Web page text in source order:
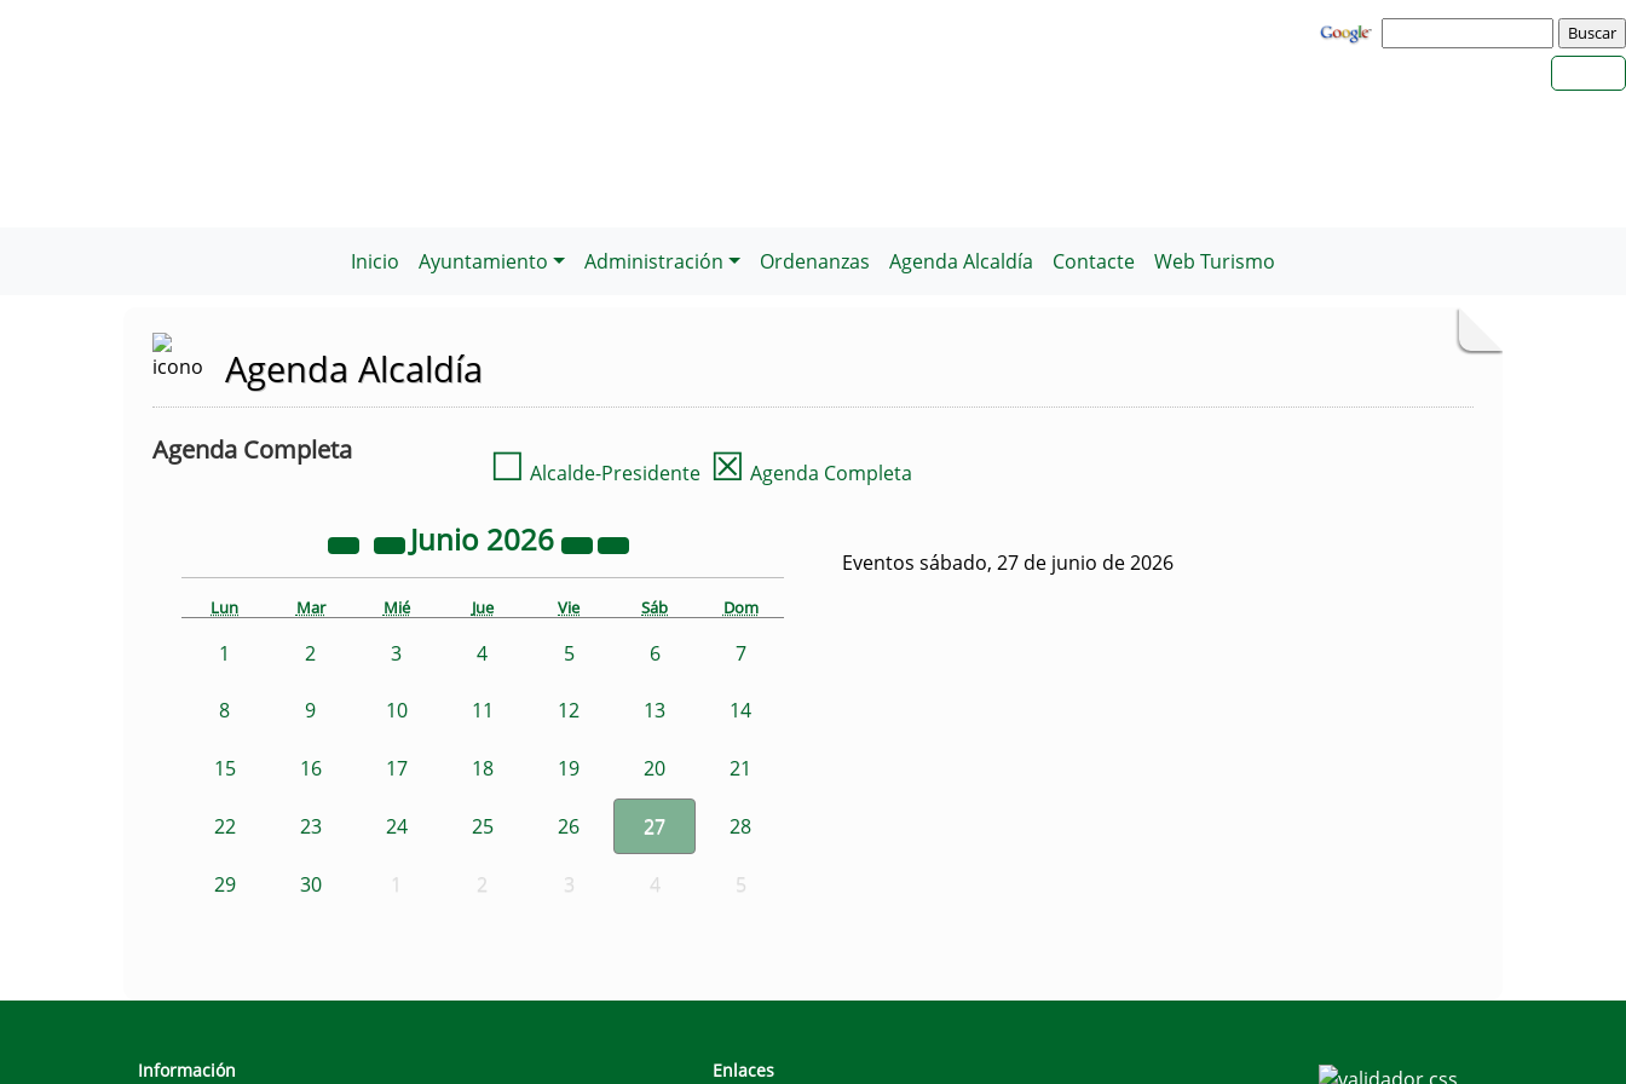
Inicio Ayuntamiento Administración Ordenanzas Agenda Alcaldía Contacte Web Turismo
Agenda Alcaldía
Agenda Completa ☐ Alcalde-Presidente ☒ Agenda Completa
Junio 2026
Lun Mar Mié Jue Vie Sáb Dom
1 2 3 4 5 6 7
8 9 10 11 12 13 14
15 16 17 18 19 20 21
22 23 24 25 26 27 28
29 30 1 2 3 4 5
Eventos sábado, 27 de junio de 2026
Información Enlaces